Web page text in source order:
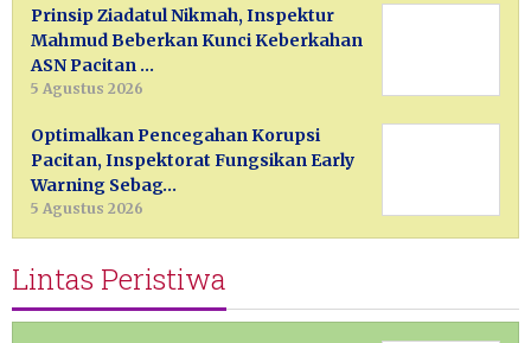
Prinsip Ziadatul Nikmah, Inspektur
Mahmud Beberkan Kunci Keberkahan
ASN Pacitan …
5 Agustus 2026
Optimalkan Pencegahan Korupsi
Pacitan, Inspektorat Fungsikan Early
Warning Sebag…
5 Agustus 2026
Lintas Peristiwa